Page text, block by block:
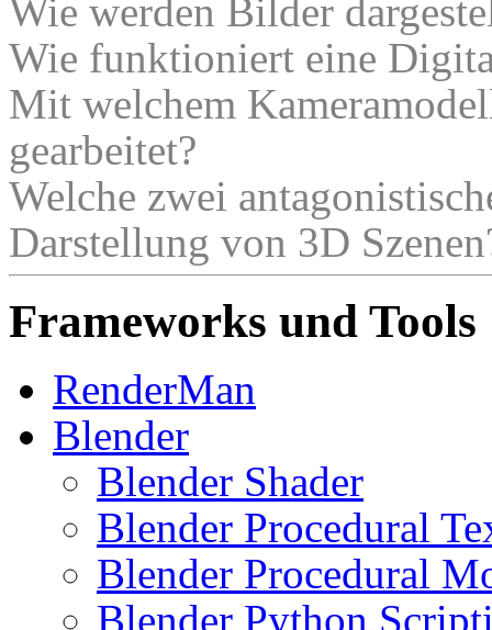
Wie werden Bilder
Wie funktioniert eine
Mit welchem
gearbeitet?
Welche zwei
Darstellung von 3D
Frameworks und Tools
RenderMan
Blender
Blender Shader
Blender Procedural
Blender Procedural
Blender Python